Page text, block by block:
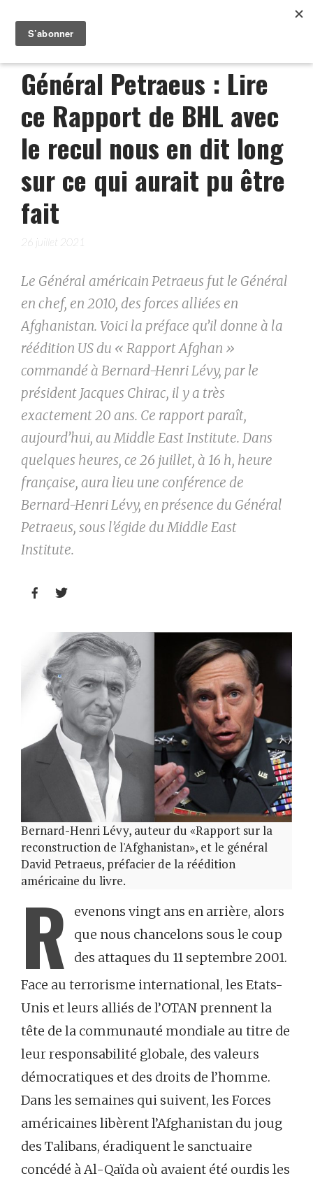
Général Petraeus : Lire
ce Rapport de BHL avec
le recul nous en dit long
sur ce qui aurait pu être
fait
26 juillet 2021
Le Général américain Petraeus fut le Général
en chef, en 2010, des forces alliées en
Afghanistan. Voici la préface qu’il donne à la
réédition US du « Rapport Afghan »
commandé à Bernard-Henri Lévy, par le
président Jacques Chirac, il y a très
exactement 20 ans. Ce rapport paraît,
aujourd’hui, au Middle East Institute. Dans
quelques heures, ce 26 juillet, à 16 h, heure
française, aura lieu une conférence de
Bernard-Henri Lévy, en présence du Général
Petraeus, sous l’égide du Middle East
Institute.
 
Bernard-Henri Lévy, auteur du «Rapport sur la
reconstruction de l'Afghanistan», et le général
David Petraeus, préfacier de la réédition
américaine du livre.
R
evenons vingt ans en arrière, alors
que nous chancelons sous le coup
des attaques du 11 septembre 2001.
Face au terrorisme international, les Etats-
Unis et leurs alliés de l’OTAN prennent la
tête de la communauté mondiale au titre de
leur responsabilité globale, des valeurs
démocratiques et des droits de l’homme.
Dans les semaines qui suivent, les Forces
américaines libèrent l’Afghanistan du joug
des Talibans, éradiquent le sanctuaire
concédé à Al-Qaïda où avaient été ourdis les